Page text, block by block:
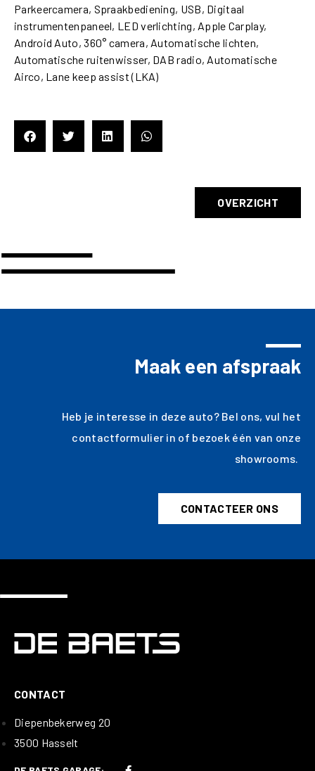
Parkeercamera, Spraakbediening, USB, Digitaal
instrumentenpaneel, LED verlichting, Apple Carplay,
Android Auto, 360° camera, Automatische lichten,
Automatische ruitenwisser, DAB radio, Automatische
Airco, Lane keep assist (LKA)
OVERZICHT
Maak een afspraak
Heb je interesse in deze auto? Bel ons, vul het
contactformulier in of bezoek één van onze
showrooms.
CONTACTEER ONS
CONTACT
Diepenbekerweg 20
3500 Hasselt